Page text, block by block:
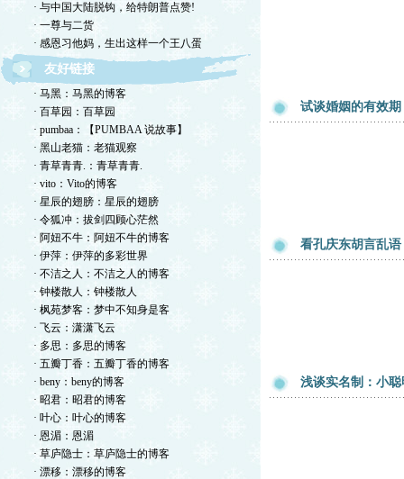
· 与中国大陆脱钩，给特朗普点赞!
· 一尊与二货
· 感恩习他妈，生出这样一个王八蛋
友好链接
· 马黑：马黑的博客
· 百草园：百草园
· pumbaa：【PUMBAA 说故事】
· 黑山老猫：老猫观察
· 青草青青.：青草青青.
· vito：Vito的博客
· 星辰的翅膀：星辰的翅膀
· 令狐冲：拔剑四顾心茫然
· 阿妞不牛：阿妞不牛的博客
· 伊萍：伊萍的多彩世界
· 不洁之人：不洁之人的博客
· 钟楼散人：钟楼散人
· 枫苑梦客：梦中不知身是客
· 飞云：潇潇飞云
· 多思：多思的博客
· 五瓣丁香：五瓣丁香的博客
· beny：beny的博客
· 昭君：昭君的博客
· 叶心：叶心的博客
· 恩湄：恩湄
· 草庐隐士：草庐隐士的博客
· 漂移：漂移的博客
试谈婚姻的有效期
看孔庆东胡言乱
浅谈实名制：小